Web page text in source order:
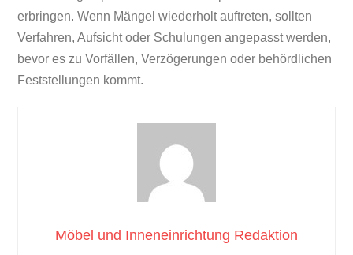
erbringen. Wenn Mängel wiederholt auftreten, sollten
Verfahren, Aufsicht oder Schulungen angepasst werden,
bevor es zu Vorfällen, Verzögerungen oder behördlichen
Feststellungen kommt.
Möbel und Inneneinrichtung Redaktion